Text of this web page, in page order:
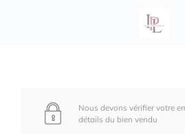
Nous devons vérifier votre
détails du bien vendu